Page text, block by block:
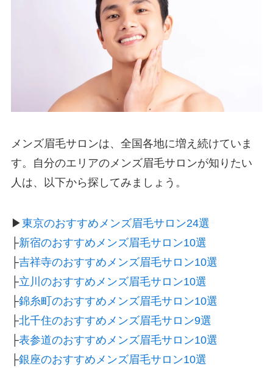
メンズ眉毛サロンは、全国各地に増え続けていま
す。自分のエリアのメンズ眉毛サロンが知りたい
人は、以下から探してみましょう。
▶東京のおすすめメンズ眉毛サロン24選
├新宿のおすすめメンズ眉毛サロン10選
├吉祥寺のおすすめメンズ眉毛サロン10選
├立川のおすすめメンズ眉毛サロン10選
├錦糸町のおすすめメンズ眉毛サロン10選
├北千住のおすすめメンズ眉毛サロン9選
├表参道のおすすめメンズ眉毛サロン10選
├銀座のおすすめメンズ眉毛サロン10選